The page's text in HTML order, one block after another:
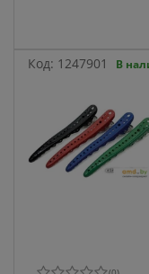
Код: 1247901 В